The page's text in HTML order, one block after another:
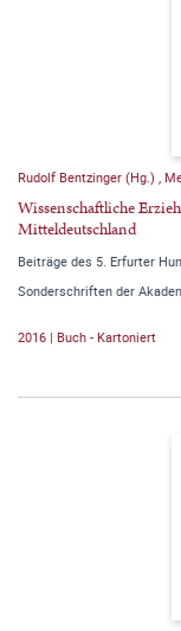
Rudolf Bentzinger (Hg.) ,
Wissenschaftliche
Mitteldeutschland
Beiträge des 5. Erfurter
Sonderschriften der
2016 | Buch - Kartoniert